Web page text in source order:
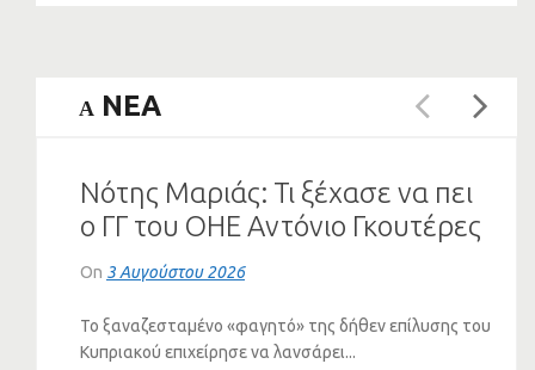
A NEA
Νότης Μαριάς: Τι ξέχασε να πει
ο ΓΓ του ΟΗΕ Αντόνιο Γκουτέρες
για το Κυπριακό
On 3 Αυγούστου 2026
Το ξαναζεσταμένο «φαγητό» της δήθεν επίλυσης του
Κυπριακού επιχείρησε να λανσάρει...